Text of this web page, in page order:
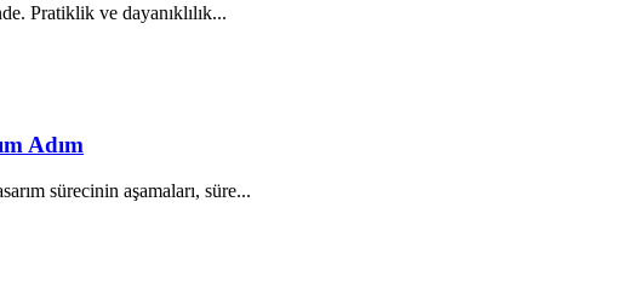
Pratiklik ve dayanıklılık...
Adım
sürecinin aşamaları, süre...